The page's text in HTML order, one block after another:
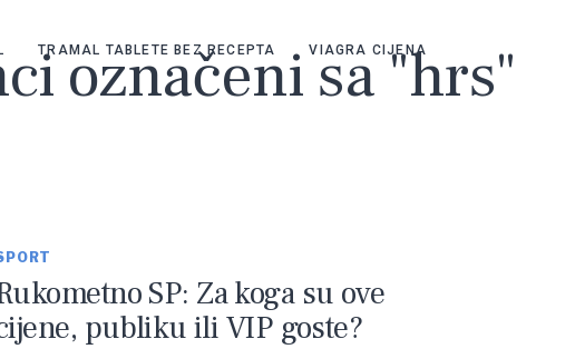
TRAMAL TABLETE BEZ RECEPTA VIAGRA CIJENA
označeni sa "hrs"
SP: Za koga su ove
publiku ili VIP goste?